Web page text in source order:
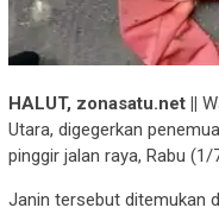
HALUT, zonasatu.net ||
Utara, digegerkan
pinggir jalan raya, Rabu
Janin tersebut ditemukan